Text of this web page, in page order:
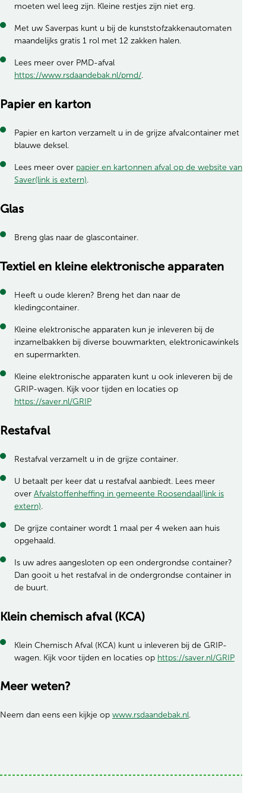
moeten wel leeg zijn. Kleine restjes zijn niet erg.
Met uw Saverpas kunt u bij de kunststofzakkenautomaten
maandelijks gratis 1 rol met 12 zakken halen.
Lees meer over PMD-afval
https://www.rsdaandebak.nl/pmd/
Papier en karton
Papier en karton verzamelt u in de grijze afvalcontainer met
blauwe deksel.
Lees meer over papier en kartonnen afval op de website van
Saver(link is extern)
Glas
Breng glas naar de glascontainer.
Textiel en kleine elektronische apparaten
Heeft u oude kleren? Breng het dan naar de
kledingcontainer.
Kleine elektronische apparaten kun je inleveren bij de
inzamelbakken bij diverse bouwmarkten, elektronicawinkels
en supermarkten.
Kleine elektronische apparaten kunt u ook inleveren bij de
GRIP-wagen. Kijk voor tijden en locaties op
https://saver.nl/GRIP
Restafval
Restafval verzamelt u in de grijze container.
U betaalt per keer dat u restafval aanbiedt. Lees meer
over Afvalstoffenheffing in gemeente Roosendaal(link is
extern)
De grijze container wordt 1 maal per 4 weken aan huis
opgehaald.
Is uw adres aangesloten op een ondergrondse container?
Dan gooit u het restafval in de ondergrondse container in
de buurt.
Klein chemisch afval (KCA)
Klein Chemisch Afval (KCA) kunt u inleveren bij de GRIP-
wagen. Kijk voor tijden en locaties op https://saver.nl/GRIP
Meer weten?
Neem dan eens een kijkje op www.rsdaandebak.nl